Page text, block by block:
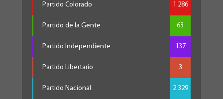
Partido Colorado 1.286
Partido de la Gente 63
Partido Independiente 137
Partido Libertario 3
Partido Nacional 2.329